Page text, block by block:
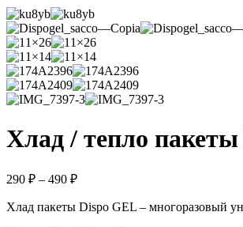
Хлад / тепло
290 ₽ – 490 ₽
Хлад пакеты Dispo GEL – многоразовый